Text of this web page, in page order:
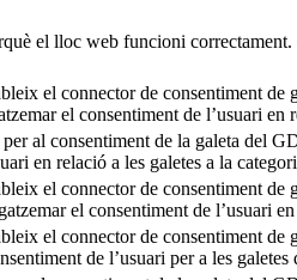
el lloc web funcioni
el connector de consentiment de
el consentiment de l’usuari
per al consentiment de la galeta del
en relació a les galetes a la
el connector de consentiment de
el consentiment de l’usuari
el connector de consentiment de
de l’usuari per a les